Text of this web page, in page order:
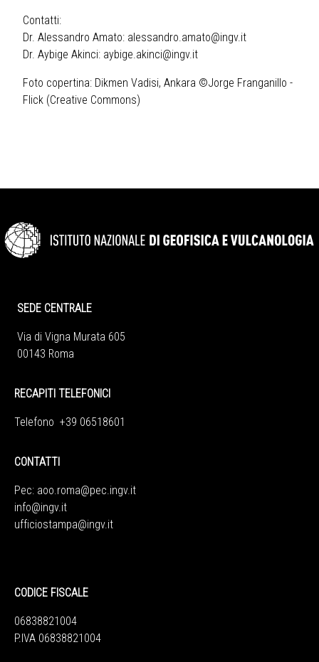
Contatti:
Dr. Alessandro Amato: alessandro.amato@ingv.it
Dr. Aybige Akinci: aybige.akinci@ingv.it
Foto copertina: Dikmen Vadisi, Ankara ©Jorge Franganillo -
Flick (Creative Commons)
SEDE CENTRALE
Via di Vigna Murata 605
00143 Roma
RECAPITI TELEFONICI
Telefono +39 06518601
CONTATTI
Pec: aoo.roma@pec.ingv.it
info@ingv.it
ufficiostampa@ingv.it
CODICE FISCALE
06838821004
P.IVA 06838821004